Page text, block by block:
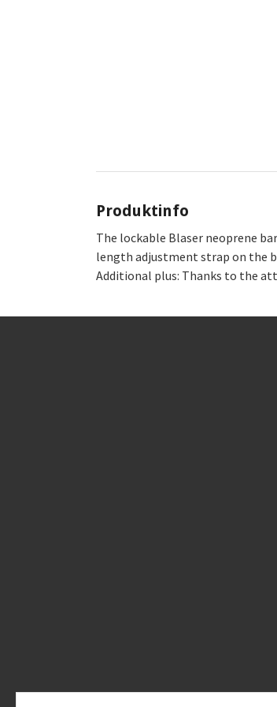
Produktinfo
The lockable Blaser neoprene
length adjustment strap on the
Additional plus: Thanks to the